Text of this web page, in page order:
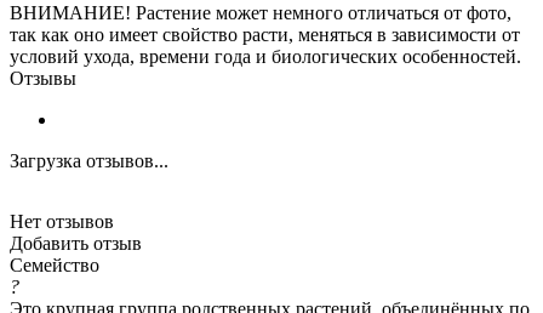
ВНИМАНИЕ! Растение может немного отличаться от фото,
так как оно имеет свойство расти, меняться в зависимости от
условий ухода, времени года и биологических особенностей.
Отзывы
Загрузка отзывов...
Нет отзывов
Добавить отзыв
Семейство
?
Это крупная группа родственных растений, объединённых по